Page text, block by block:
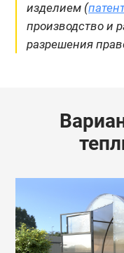
изделием (
производство и
разрешения